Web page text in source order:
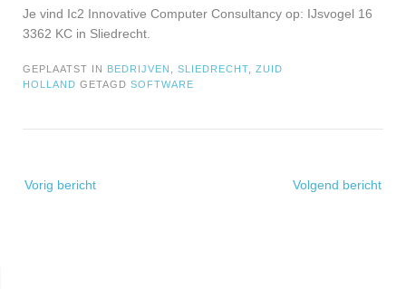
Je vind Ic2 Innovative Computer Consultancy op: IJsvogel 16
3362 KC in Sliedrecht.
GEPLAATST IN BEDRIJVEN , SLIEDRECHT, ZUID
HOLLAND GETAGD SOFTWARE
navigatie
Vorig bericht Volgend bericht